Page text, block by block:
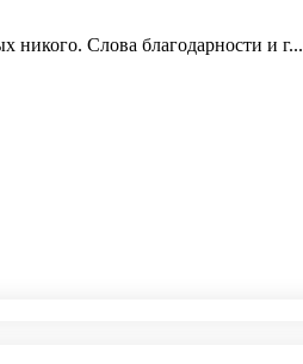
никого. Слова благодарности и г...